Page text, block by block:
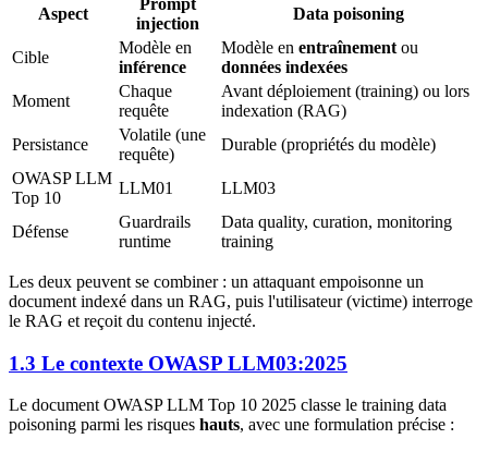
Aspect
injection
Data poisoning
Cible
Modèle en
inférence
Modèle en entraînement ou
données indexées
Moment
Chaque
requête
Avant déploiement (training) ou lors
indexation (RAG)
Persistance
Volatile (une
requête)
Durable (propriétés du modèle)
OWASP LLM
Top 10
LLM01 LLM03
Défense
Guardrails
runtime
Data quality, curation, monitoring
training
Les deux peuvent se combiner : un attaquant empoisonne un
document indexé dans un RAG, puis l'utilisateur (victime) interroge
le RAG et reçoit du contenu injecté.
1.3 Le contexte OWASP LLM03:2025
Le document OWASP LLM Top 10 2025 classe le training data
poisoning parmi les risques hauts, avec une formulation précise :